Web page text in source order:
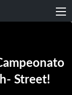
Street!